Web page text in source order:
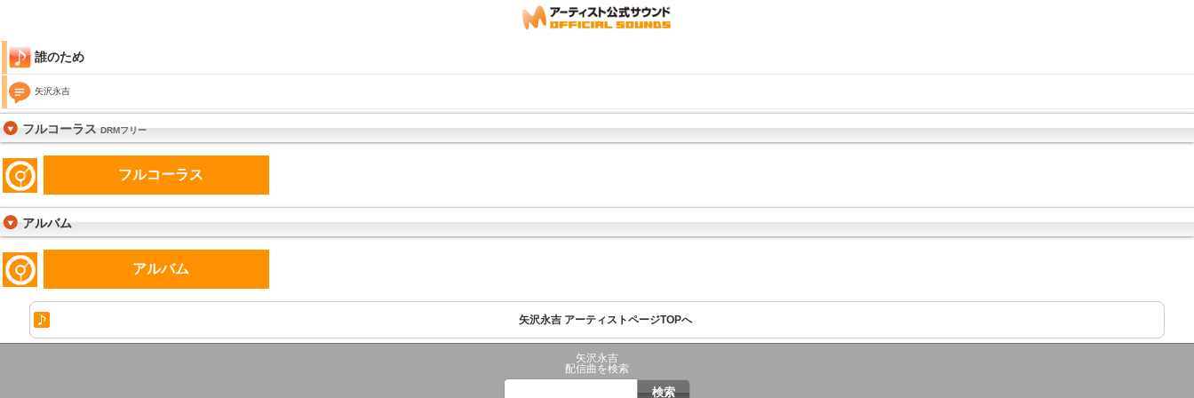
誰のため
矢沢永吉
フルコーラスDRMフリー
フルコーラス
アルバム
アルバム
矢沢永吉 アーティストページTOPへ
矢沢永吉
配信曲を検索